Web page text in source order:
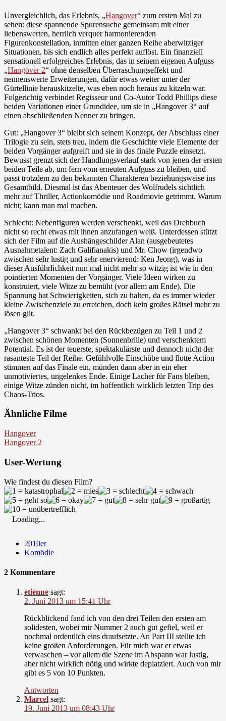
Unvergleichlich, das Erlebnis, „Hangover“ zum ersten Mal zu
sehen: diese spannende Spurensuche gemeinsam mit einer
liebenswerten, herrlich verquer harmonierenden
Figurenkonstellation, inmitten einer ganzen Reihe aberwitziger
Situationen, bis sich endlich alles perfekt auflöst. Ein finanziell
sensationell erfolgreiches Erlebnis, das in seinem eigenen Aufguss
„Hangover 2“ ohne denselben Überraschungseffekt und
nennenswerte Erweiterungen, dafür etwas weiter unter der
Gürtellinie herauskitzelte, was eben noch heraus zu kitzeln war.
Folgerichtig verbindet Regisseur und Co-Autor Todd Phillips diese
beiden Variationen einer Grundidee, um sie in „Hangover 3“ auf
einen abschließenden Nenner zu bringen.
Gut: „Hangover 3“ bleibt sich seinem Konzept, der Abschluss einer
Trilogie zu sein, stets treu, indem die Geschichte viele Elemente der
beiden Vorgänger aufgreift und sie in das finale Puzzle einsetzt.
Bewusst grenzt sich der Handlungsverlauf stark von jenen der ersten
beiden Teile ab, um fern vom erneuten Aufguss zu bleiben, und
passt trotzdem zu den bekannten Charakteren beziehungsweise ins
Gesamtbild. Diesmal ist das Abenteuer des Wolfrudels sichtlich
mehr auf Thriller, Actionkomödie und Roadmovie getrimmt. Warum
nicht; kann man mal machen.
Schlecht: Nebenfiguren werden verschenkt, weil das Drehbuch
nicht so recht etwas mit ihnen anzufangen weiß. Unterdessen stützt
sich der Film auf die Aushängeschilder Alan (ausgebeutetes
Ausnahmetalent: Zach Galifianakis) und Mr. Chow (irgendwo
zwischen sehr lustig und sehr enervierend: Ken Jeong), was in
dieser Ausführlichkeit nun mal nicht mehr so witzig ist wie in den
pointierten Momenten der Vorgänger. Viele Ideen wirken zu
konstruiert, viele Witze zu bemüht (vor allem am Ende). Die
Spannung hat Schwierigkeiten, sich zu halten, da es immer wieder
kleine Zwischenziele zu erreichen, doch kein großes Rätsel mehr zu
lösen gilt.
„Hangover 3“ schwankt bei den Rückbezügen zu Teil 1 und 2
zwischen schönen Momenten (Sonnenbrille) und verschenktem
Potential. Es ist der teuerste, spektakulärste und dennoch nicht der
rasanteste Teil der Reihe. Gefühlvolle Einschübe und flotte Action
stimmen auf das Finale ein, münden dann aber in ein eher
unmotiviertes, ungelenkes Ende. Einige Lacher für Fans bleiben,
einige Witze zünden nicht, im hoffentlich wirklich letzten Trip des
Chaos-Trios.
Ähnliche Filme
Hangover
Hangover 2
User-Wertung
Wie findest du diesen Film?
Loading...
2010er
Komödie
2 Kommentare
etienne sagt:
2. Juni 2013 um 15:41 Uhr
Rückblickend fand ich von den drei Teilen den ersten am
solidesten, wobei mir Nummer 2 auch gut gefiel, weil er
nochmal ordentlich eins draufsetzte. An Part III stellte ich
keine großen Anforderungen. Für mich war er etwas
verwaschen – vor allem die Szene im Abspann war lustig,
aber nicht wirklich nötig und wirkte deplatziert. Auch von mir
gibt es 5 von 10 Punkten.
Antworten
Marcel sagt:
19. Juni 2013 um 08:43 Uhr